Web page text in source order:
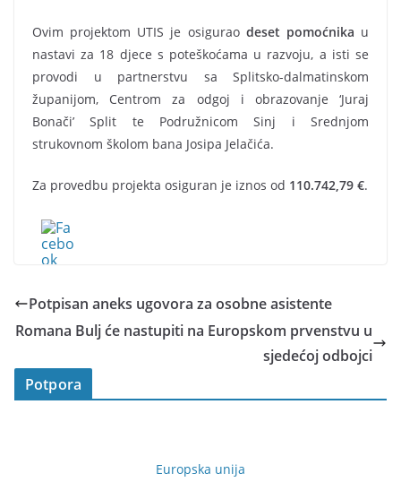
Ovim projektom UTIS je osigurao deset pomoćnika u
nastavi za 18 djece s poteškoćama u razvoju, a isti se
provodi u partnerstvu sa Splitsko-dalmatinskom
županijom, Centrom za odgoj i obrazovanje ‘Juraj
Bonači’ Split te Podružnicom Sinj i Srednjom
strukovnom školom bana Josipa Jelačića.
Za provedbu projekta osiguran je iznos od 110.742,79 €.
Potpisan aneks ugovora za osobne asistente
Romana Bulj će nastupiti na Europskom prvenstvu u
sjedećoj odbojci
Potpora
Europska unija